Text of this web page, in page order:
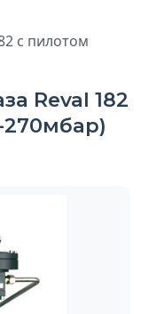
с пилотом
Reval 182